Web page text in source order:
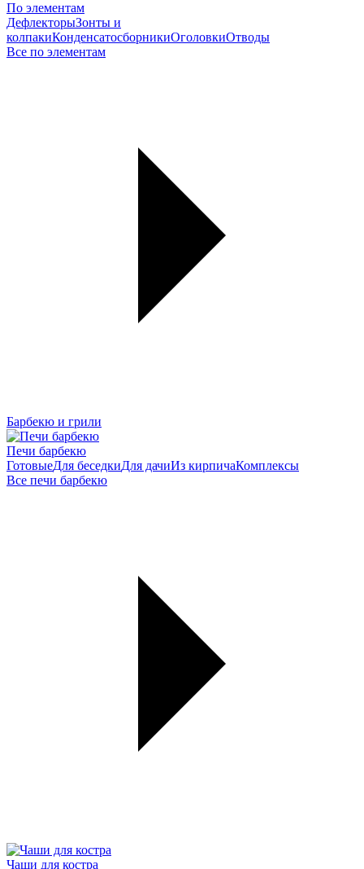
По элементам
ДефлекторыЗонты и
колпакиКонденсатосборникиОголовкиОтводы
Все по элементам
Барбекю и грили
Печи барбекю
ГотовыеДля беседкиДля дачиИз кирпичаКомплексы
Все печи барбекю
Чаши для костра